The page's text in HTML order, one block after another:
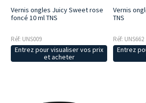
Vernis ongles Juicy Sweet rose
foncé 10 ml TNS
Réf: UNS009
Entrez pour visualiser vos prix
et acheter
Vernis
TNS
Réf: UNS662
Entrez